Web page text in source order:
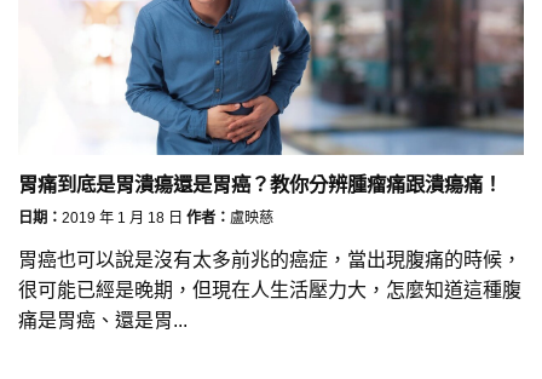
胃痛到底是胃潰瘍還是胃癌？教你分辨腫瘤痛跟潰瘍痛！
日期： 2019 年 1 月 18 日 作者： 盧映慈
胃癌也可以說是沒有太多前兆的癌症，當出現腹痛的時候，
很可能已經是晚期，但現在人生活壓力大，怎麼知道這種腹
痛是胃癌、還是胃...